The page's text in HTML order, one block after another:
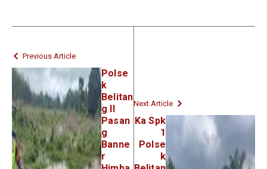
Previous Article
Polse
k
Belitan
g II
Pasan
g
Banne
r
Next Article
Ka Spk
1
Polse
k